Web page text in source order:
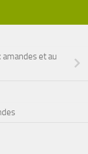
amandes et au